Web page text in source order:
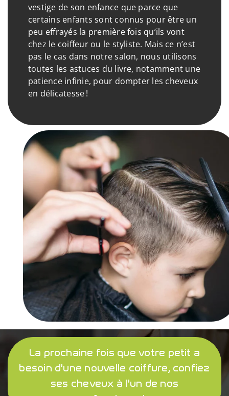
vestige de son enfance que parce que
certains enfants sont connus pour être un
peu effrayés la première fois qu’ils vont
chez le coiffeur ou le styliste. Mais ce n’est
pas le cas dans notre salon, nous utilisons
toutes les astuces du livre, notamment une
patience infinie, pour dompter les cheveux
en délicatesse !
La prochaine fois que votre petit a
besoin d’une nouvelle coiffure, confiez
ses cheveux à l’un de nos